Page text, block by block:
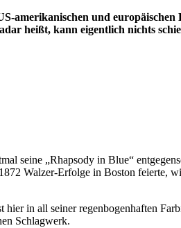
amerikanischen und europäischen
heißt, kann eigentlich nichts
seine „Rhapsody in Blue“
Walzer-Erfolge in Boston feierte,
in all seiner regenbogenhaften
Schlagwerk.